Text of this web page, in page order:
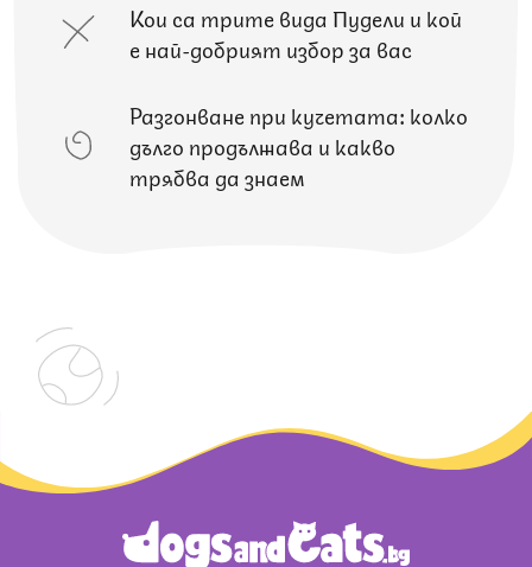
Кои са трите вида Пудели и кой
е най-добрият избор за вас
Разгонване при кучетата: колко
дълго продължава и какво
трябва да знаем